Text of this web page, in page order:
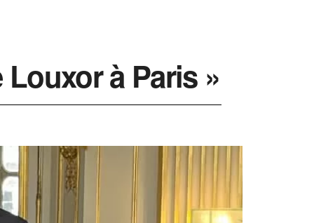
à Paris »